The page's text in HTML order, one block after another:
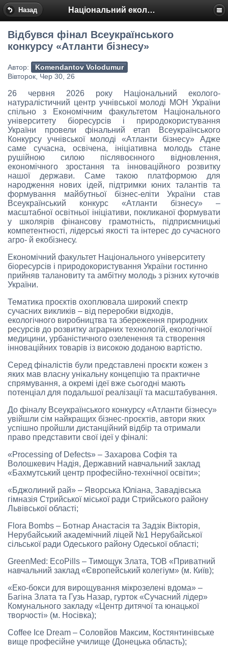
Назад Національний еколого-натуралістичний центр
Відбувся фінал Всеукраїнського
конкурсу «Атланти бізнесу»
Автор:
Komendantov Volodumur
Вівторок, Чер 30, 26
26 червня 2026 року Національний еколого-
натуралістичний центр учнівської молоді МОН України
спільно з Економічним факультетом Національного
університету біоресурсів і природокористування
України провели фінальний етап Всеукраїнського
Конкурсу учнівської молоді «Атланти бізнесу» Адже
саме сучасна, освічена, ініціативна молодь стане
рушійною силою післявоєнного відновлення,
економічного зростання та інноваційного розвитку
нашої держави. Саме такою платформою для
народження нових ідей, підтримки юних талантів та
формування майбутньої бізнес-еліти України став
Всеукраїнський конкурс «Атланти бізнесу» –
масштабної освітньої ініціативи, покликаної формувати
у школярів фінансову грамотність, підприємницькі
компетентності, лідерські якості та інтерес до сучасного
агро- й екобізнесу.
Економічний факультет Національного університету
біоресурсів і природокористування України гостинно
прийняв талановиту та амбітну молодь з різних куточків
України.
Тематика проєктів охоплювала широкий спектр
сучасних викликів – від переробки відходів,
екологічного виробництва та збереження природних
ресурсів до розвитку аграрних технологій, екологічної
медицини, урбаністичного озеленення та створення
інноваційних товарів із високою доданою вартістю.
Серед фіналістів були представлені проєкти кожен з
яких мав власну унікальну концепцію та практичне
спрямування, а окремі ідеї вже сьогодні мають
потенціал для подальшої реалізації та масштабування.
До фіналу Всеукраїнського конкурсу «Атланти бізнесу»
увійшли сім найкращих бізнес-проєктів, автори яких
успішно пройшли дистанційний відбір та отримали
право представити свої ідеї у фіналі:
«Processing of Defects» – Захарова Софія та
Волошкевич Надія, Державний навчальний заклад
«Бахмутський центр професійно-технічної освіти»;
«Бджолиний рай» – Яворська Юліана, Завадівська
гімназія Стрийської міської ради Стрийського району
Львівської області;
Flora Bombs – Ботнар Анастасія та Задзік Вікторія,
Нерубайський академічний ліцей №1 Нерубайської
сільської ради Одеського району Одеської області;
GreenMed: EcoPills – Тимощук Злата, ТОВ «Приватний
навчальний заклад «Європейський колегіум» (м. Київ);
«Еко-бокси для вирощування мікрозелені вдома» –
Багіна Злата та Гузь Назар, гурток «Сучасний лідер»
Комунального закладу «Центр дитячої та юнацької
творчості» (м. Носівка);
Coffee Ice Dream – Соловйов Максим, Костянтинівське
вище професійне училище (Донецька область);